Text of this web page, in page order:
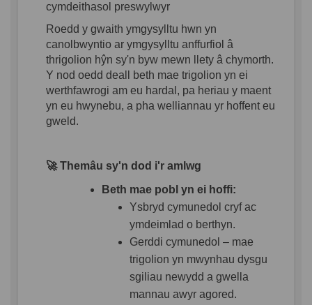
cymdeithasol preswylwyr
Roedd y gwaith ymgysylltu hwn yn
canolbwyntio ar ymgysylltu anffurfiol â
thrigolion hŷn sy'n byw mewn llety â chymorth.
Y nod oedd deall beth mae trigolion yn ei
werthfawrogi am eu hardal, pa heriau y maent
yn eu hwynebu, a pha welliannau yr hoffent eu
gweld.
🚀Themâu sy'n dod i'r amlwg
Beth mae pobl yn ei hoffi:
Ysbryd cymunedol cryf ac
ymdeimlad o berthyn.
Gerddi cymunedol – mae
trigolion yn mwynhau dysgu
sgiliau newydd a gwella
mannau awyr agored.